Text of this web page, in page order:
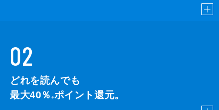
02
どれを読んでも
最大40％ ※ポイント還元。